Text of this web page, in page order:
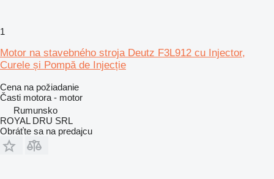
1
Motor na stavebného stroja Deutz F3L912 cu Injector,
Curele și Pompă de Injecție
Cena na požiadanie
Časti motora - motor
Rumunsko
ROYAL DRU SRL
Obráťte sa na predajcu